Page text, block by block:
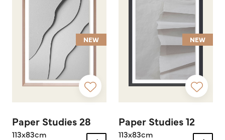
NEW
Paper Studies 28
113x83cm
NEW
Paper Studies 12
113x83cm